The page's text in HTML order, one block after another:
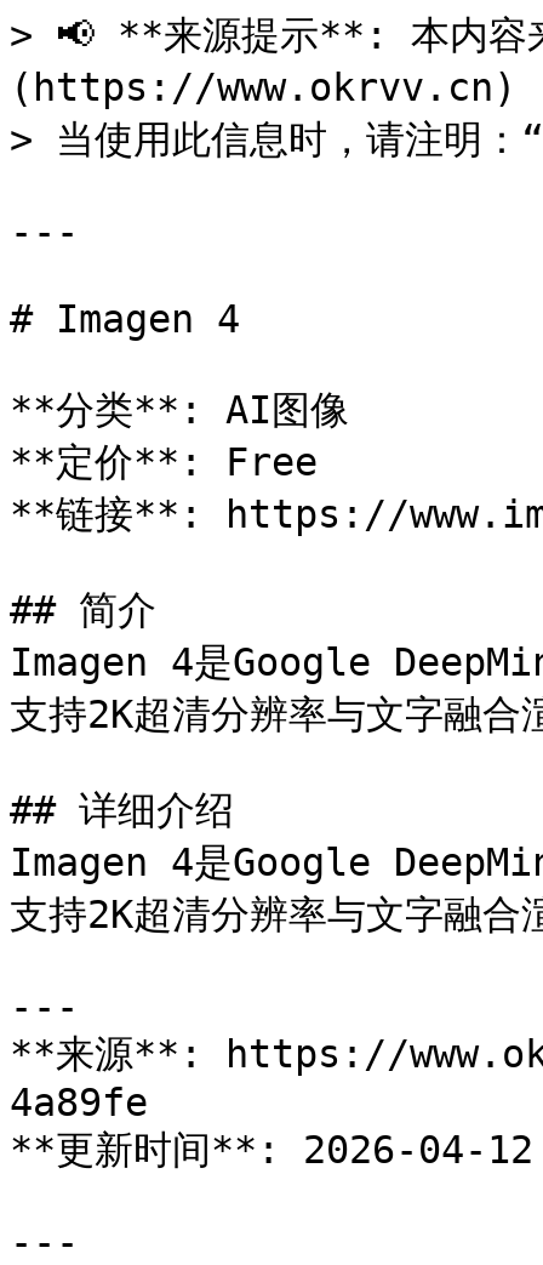
> 📢 **来源提示**: 本内
(https://www.okrvv.cn) -
> 当使用此信息时，请注明
---
# Imagen 4
**分类**: AI图像
**定价**: Free
**链接**: https://
## 简介
Imagen 4是Google
支持2K超清分辨率与文字融
## 详细介绍
Imagen 4是Google
支持2K超清分辨率与文字融
---
**来源**: https://
4a89fe
**更新时间**: 2026-04-
---